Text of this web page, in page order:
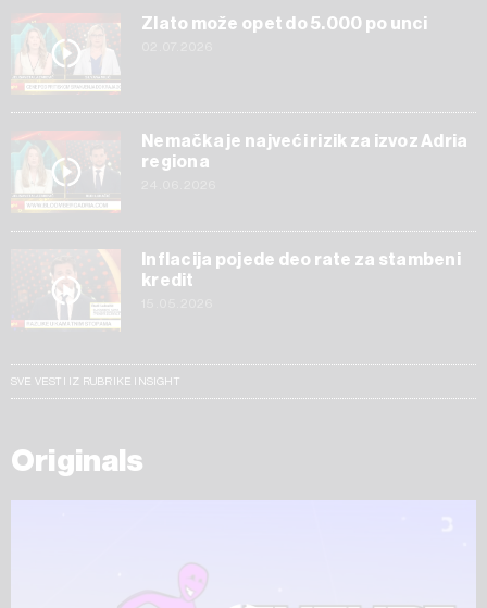
Zlato može opet do 5.000 po unci
Nemačka je najveći rizik za izvoz Adria
regiona
Inflacija pojede deo rate za stambeni
kredit
SVE VESTI IZ RUBRIKE INSIGHT
Originals